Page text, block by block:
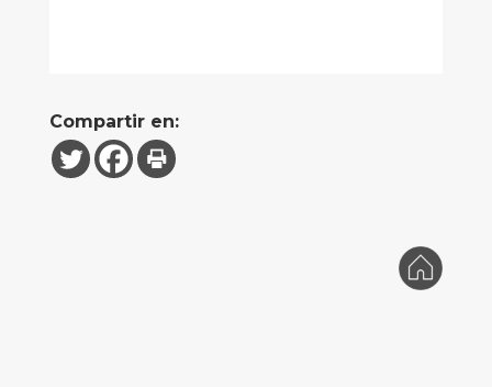
Compartir en: